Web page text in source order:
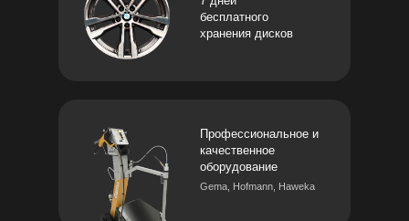
бесплатного
хранения дисков
Профессиональное и
качественное
оборудование
Gema, Hofmann, Haweka